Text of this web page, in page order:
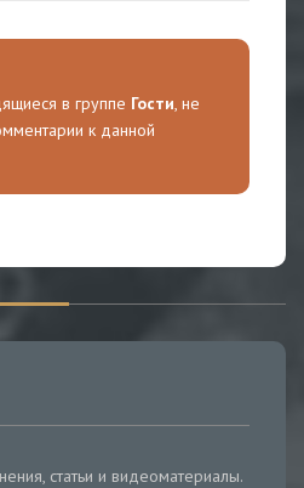
в группе Гости , не
к данной
статьи и видеоматериалы.